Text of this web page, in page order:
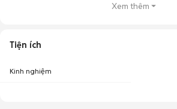
Xem thêm
Tiện ích
Kinh nghiệm